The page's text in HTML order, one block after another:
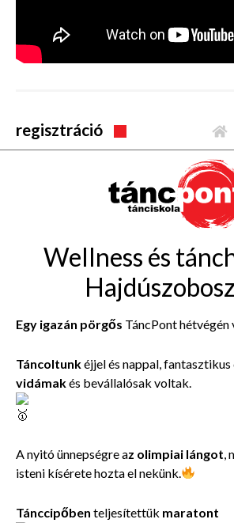
regisztráció
Wellness és
Egy igazán pörgős TáncPont hétvégén
Táncoltunkéjjel és nappal,
vidámakés bevállalósak voltak.
A nyitó ünnepségre az olimpiai lángot ,
isteni kísérete hozta el nekünk.
Tánccipőben teljesítettük maratont